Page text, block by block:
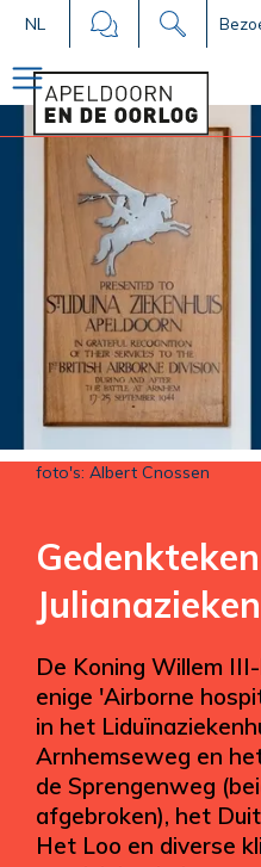
NL
foto's: Albert Cnossen
De Koning Willem
enige 'Airborne
in het
Arnhemseweg en
de Sprengenweg
afgebroken), het
Het Loo en diverse